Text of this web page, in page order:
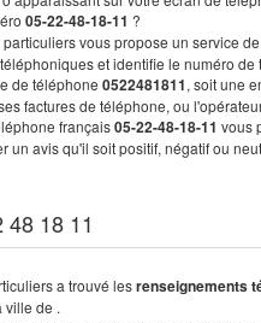
05-22-48-18-11 ?
vous propose un service
et identifie le numéro de
de téléphone 0522481811, soit une
factures de téléphone, ou
français05-22-48-18-11 vous
un avis qu'il soit positif, négatif ou
18 11
a trouvé lesrenseignements
ville de .